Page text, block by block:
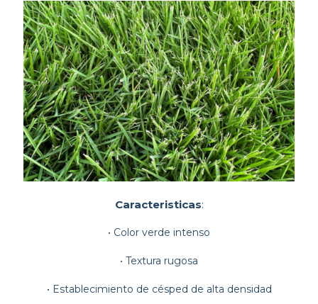
Caracteristicas:
• Color verde intenso
• Textura rugosa
• Establecimiento de césped de alta densidad